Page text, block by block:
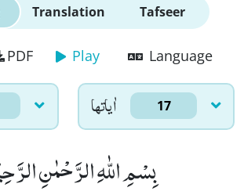
Translation Tafseer
PDF Play Language
اٰياتها 17
بِسْمِ اللّٰهِ الرَّحْمٰنِ